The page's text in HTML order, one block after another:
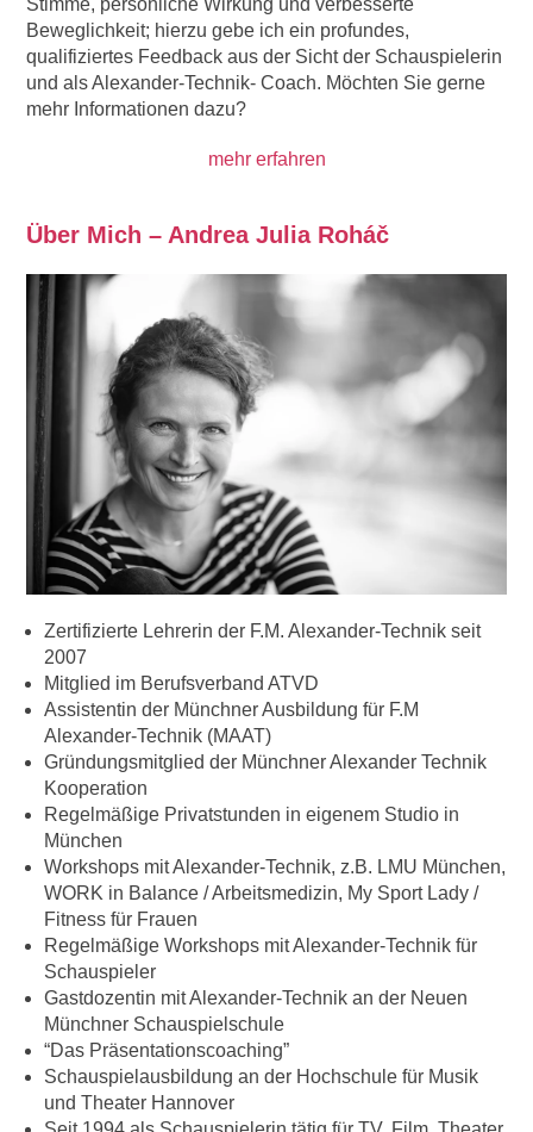
Beweglichkeit; hierzu gebe ich ein profundes,
qualifiziertes Feedback aus der Sicht der Schauspielerin
und als Alexander-Technik- Coach. Möchten Sie gerne
mehr Informationen dazu?
mehr erfahren
Über Mich – Andrea Julia Roháč
Zertifizierte Lehrerin der F.M. Alexander-Technik seit
2007
Mitglied im Berufsverband ATVD
Assistentin der Münchner Ausbildung für F.M
Alexander-Technik (MAAT)
Gründungsmitglied der Münchner Alexander Technik
Kooperation
Regelmäßige Privatstunden in eigenem Studio in
München
Workshops mit Alexander-Technik, z.B. LMU München,
WORK in Balance / Arbeitsmedizin, My Sport Lady /
Fitness für Frauen
Regelmäßige Workshops mit Alexander-Technik für
Schauspieler
Gastdozentin mit Alexander-Technik an der Neuen
Münchner Schauspielschule
“Das Präsentationscoaching”
Schauspielausbildung an der Hochschule für Musik
und Theater Hannover